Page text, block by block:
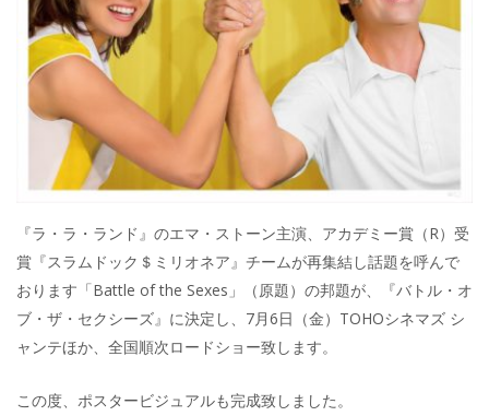
『ラ・ラ・ランド』のエマ・ストーン主演、アカデミー賞（R）受
賞『スラムドック＄ミリオネア』チームが再集結し話題を呼んで
おります「Battle of the Sexes」（原題）の邦題が、『バトル・オ
ブ・ザ・セクシーズ』に決定し、7月6日（金）TOHOシネマズ シ
ャンテほか、全国順次ロードショー致します。
この度、ポスタービジュアルも完成致しました。